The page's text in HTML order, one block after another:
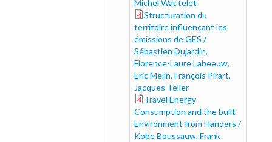
Michel Wautelet
structuration_0.pdf
Structuration du
territoire influençant les
émissions de GES /
Sébastien Dujardin,
Florence-Laure Labeeuw,
Eric Melin, François Pirart,
Jacques Teller
travel_0.pdf
Travel Energy
Consumption and the built
Environment from Flanders /
Kobe Boussauw, Frank